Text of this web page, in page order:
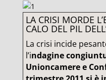
LA CRISI MORDE
CALO DEL PIL
La crisi incide
l’indagine
Unioncamere e